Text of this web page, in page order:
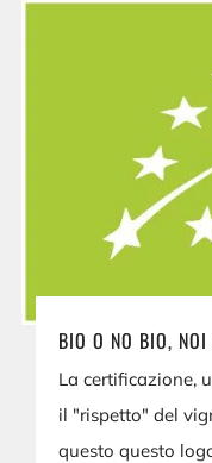
BIO O NO BIO, NOI
La certificazione,
il "rispetto" del
questo questo